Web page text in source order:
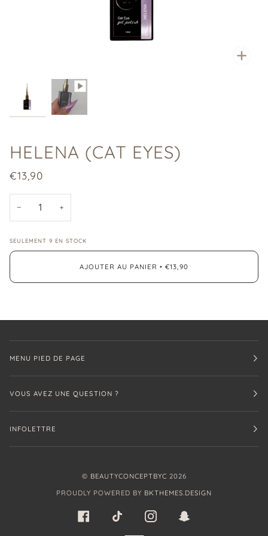
HELENA (CAT EYES)
€13,90
− +
SEULEMENT 9 EN STOCK
AJOUTER AU PANIER • €13,90
MENU PIED DE PAGE
VOUS AVEZ UNE QUESTION ?
INFOLETTRE
© BEAUTYCONCEPTBYC 2026
PROUDLY POWERED BY BKTHEMES.DESIGN
FACEBOOKTIKTOK INSTAGRAMSNAPCHAT